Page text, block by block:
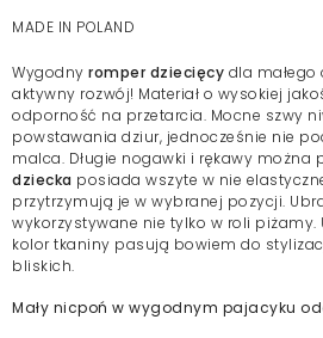
MADE IN POLAND
Wygodny romper dziecięcy dla
aktywny rozwój! Materiał o wysokiej
odporność na przetarcia. Mocne szwy
powstawania dziur, jednocześnie nie
malca. Długie nogawki i rękawy można
dziecka posiada wszyte w nie
przytrzymują je w wybranej pozycji.
wykorzystywane nie tylko w roli piżamy.
kolor tkaniny pasują bowiem do
bliskich.
Mały nicpoń w wygodnym pajacyku